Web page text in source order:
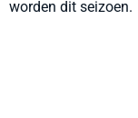
worden dit seizoen.